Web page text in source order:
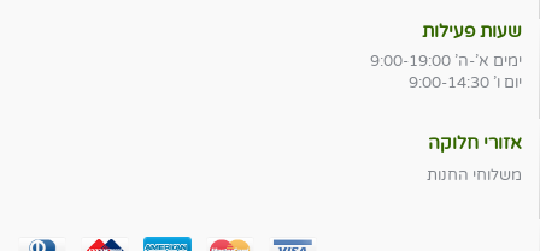
שעות פעילות
ימים א'-ה' 9:00-19:00
יום ו' 9:00-14:30
אזורי חלוקה
משלוחי החנות